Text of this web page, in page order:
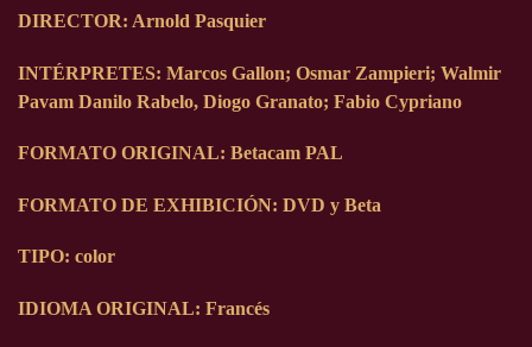
DIRECTOR: Arnold Pasquier
INTÉRPRETES: Marcos Gallon; Osmar Zampieri; Walmir
Pavam Danilo Rabelo, Diogo Granato; Fabio Cypriano
FORMATO ORIGINAL: Betacam PAL
FORMATO DE EXHIBICIÓN: DVD y Beta
TIPO: color
IDIOMA ORIGINAL: Francés